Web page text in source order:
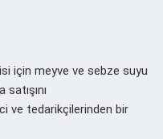
için meyve ve sebze suyu
ve tedarikçilerinden bir